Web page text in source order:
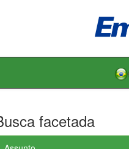
facetada